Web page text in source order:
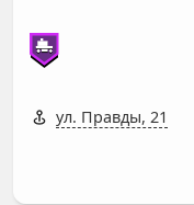
ул. Правды, 21